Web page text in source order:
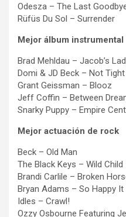
Odesza – The Last
Rüfüs Du Sol – Surrender
Mejor álbum
Brad Mehldau – Jacob’s
Domi & JD Beck – Not Tight
Grant Geissman – Blooz
Jeff Coffin – Between
Snarky Puppy – Empire
Mejor actuación de rock
Beck – Old Man
The Black Keys – Wild Child
Brandi Carlile – Broken
Bryan Adams – So Happy It
Idles – Crawl!
Ozzy Osbourne Featuring